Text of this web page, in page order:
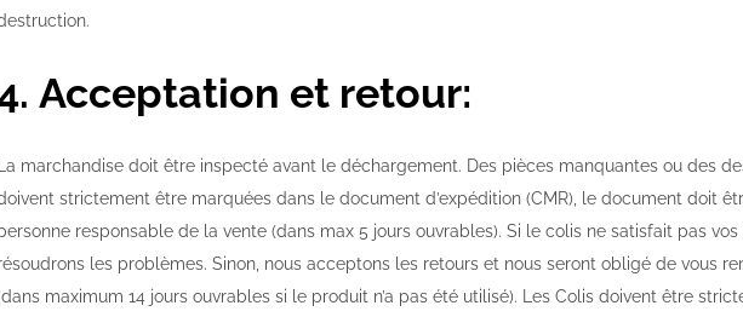
Acceptation et retour:
La marchandise doit être inspecté avant le déchargement. Des pièces manquantes ou des
strictement être marquées dans le document d’expédition (CMR), le document doit
responsable de la vente (dans max 5 jours ouvrables). Si le colis ne satisfait pas
les problèmes. Sinon, nous acceptons les retours et nous seront obligé de vous
maximum 14 jours ouvrables si le produit n’a pas été utilisé). Les Colis doivent être